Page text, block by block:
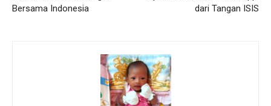
Bersama Indonesia
dari Tangan ISIS